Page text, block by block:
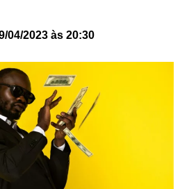
04/2023 às 20:30